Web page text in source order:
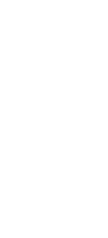
不适用、部分。